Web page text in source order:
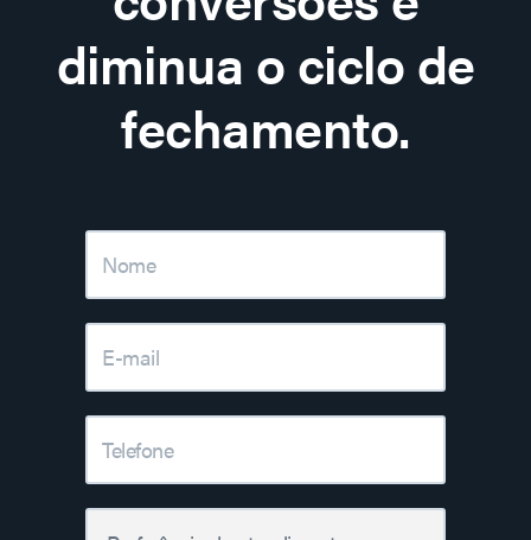
diminua o ciclo de
fechamento.